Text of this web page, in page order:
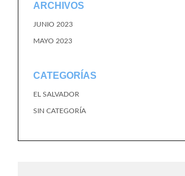
ARCHIVOS
JUNIO 2023
MAYO 2023
CATEGORÍAS
EL SALVADOR
SIN CATEGORÍA